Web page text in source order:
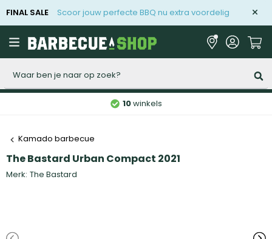
FINAL SALE Scoor jouw perfecte BBQ nu extra voordelig
10winkels
Kamado barbecue
The Bastard Urban Compact 2021
Merk: The Bastard